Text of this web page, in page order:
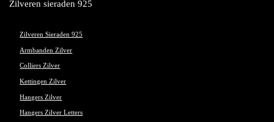
Zilveren sieraden 925
Zilveren Sieraden 925
Armbanden Zilver
Colliers Zilver
Kettingen Zilver
Hangers Zilver
Hangers Zilver Letters